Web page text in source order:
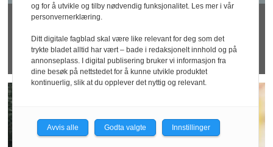
Rapport: KI kan
utfordre arbeidsmiljøet
og for å utvikle og tilby nødvendig funksjonalitet. Les mer i vår
personvernerklæring.
Ditt digitale fagblad skal være like relevant for deg som det
trykte bladet alltid har vært – bade i redaksjonelt innhold og på
annonseplass. I digital publisering bruker vi informasjon fra
dine besøk på nettstedet for å kunne utvikle produktet
kontinuerlig, slik at du opplever det nyttig og relevant.
Avvis alle Godta valgte Innstillinger